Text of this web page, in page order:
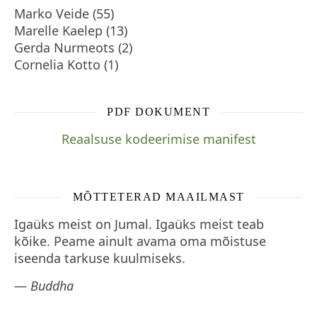
Marko Veide (55)
Marelle Kaelep (13)
Gerda Nurmeots (2)
Cornelia Kotto (1)
PDF DOKUMENT
Reaalsuse kodeerimise manifest
MÕTTETERAD MAAILMAST
Igaüks meist on Jumal. Igaüks meist teab
kõike. Peame ainult avama oma mõistuse
iseenda tarkuse kuulmiseks.
— Buddha